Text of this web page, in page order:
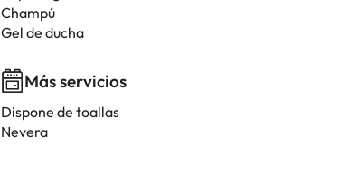
Champú
Gel de ducha
Más servicios
Dispone de toallas
Nevera